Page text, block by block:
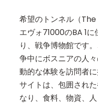
希望のトンネル（
エヴォ71000のBA 1
り、戦争博物館です
争中にボスニアの人
動的な体験を訪問者
サイトは、包囲され
なり、食料、物資、